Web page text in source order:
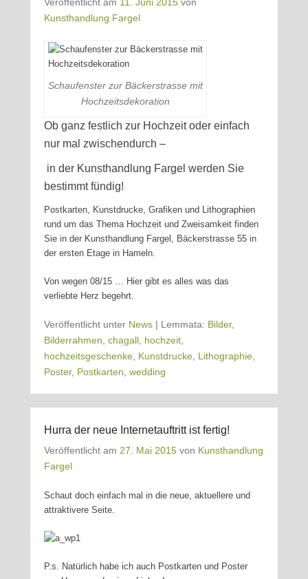
Kunsthandlung Fargel
Schaufenster zur Bäckerstrasse mit
Hochzeitsdekoration
Ob ganz festlich zur Hochzeit oder einfach
nur mal zwischendurch –
in der Kunsthandlung Fargel werden Sie
bestimmt fündig!
Postkarten, Kunstdrucke, Grafiken und Lithographien
rund um das Thema Hochzeit und Zweisamkeit finden
Sie in der Kunsthandlung Fargel, Bäckerstrasse 55 in
der ersten Etage in Hameln.
Von wegen 08/15 … Hier gibt es alles was das
verliebte Herz begehrt.
Veröffentlicht unter News | Lemmata: Bilder,
Bilderrahmen, chagall, hochzeit,
hochzeitsgeschenke, Kunstdrucke, Lithographie,
Poster, Postkarten, wedding
Hurra der neue Internetauftritt ist fertig!
Veröffentlicht am 27. Mai 2015 von Kunsthandlung
Fargel
Schaut doch einfach mal in die neue, aktuellere und
attraktivere Seite.
P.s. Natürlich habe ich auch Postkarten und Poster